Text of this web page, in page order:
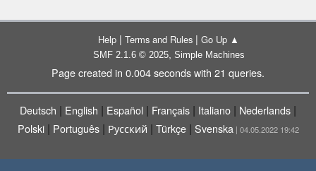
Help | Terms and Rules | Go Up ▲
SMF 2.1.6 © 2025, Simple Machines
Page created in 0.004 seconds with 21 queries.
Deutsch | English | Español | Français | Italiano | Nederlands |
Polski| Português| Русский | Türkçe| Svenska | 04.05.2022 19:42